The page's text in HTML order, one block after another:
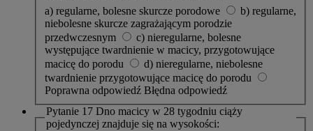
a) regularne, bolesne skurcze porodowe
b) regularne,
niebolesne skurcze zagrażającym porodzie
przedwczesnym
c) nieregularne, bolesne
występujące twardnienie w macicy, przygotowujące
macicę do porodu
d) nieregularne, niebolesne
twardnienie przygotowujące macicę do porodu
Poprawna odpowiedź Błędna odpowiedź
Pytanie 17 Dno macicy w 28 tygodniu ciąży
pojedynczej znajduje się na wysokości: